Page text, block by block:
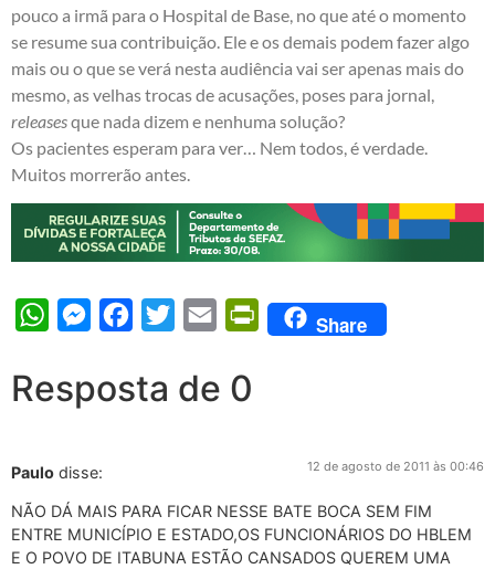
pouco a irmã para o Hospital de Base, no que até o momento
se resume sua contribuição. Ele e os demais podem fazer algo
mais ou o que se verá nesta audiência vai ser apenas mais do
mesmo, as velhas trocas de acusações, poses para jornal,
releasesque nada dizem e nenhuma solução?
Os pacientes esperam para ver… Nem todos, é verdade.
Muitos morrerão antes.
WhatsAppMessengerFacebook
Twitter Email PrintFriendly
Share
Resposta de 0
Paulo disse: 12 de agosto de 2011 às 00:46
NÃO DÁ MAIS PARA FICAR NESSE BATE BOCA SEM FIM
ENTRE MUNICÍPIO E ESTADO,OS FUNCIONÁRIOS DO HBLEM
E O POVO DE ITABUNA ESTÃO CANSADOS QUEREM UMA